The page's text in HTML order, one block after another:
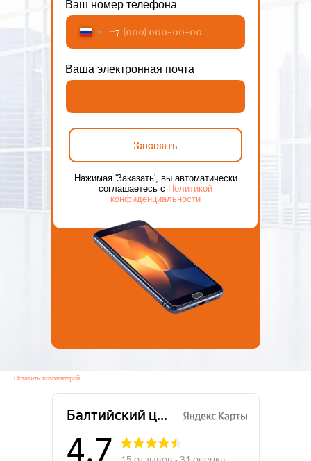
Ваш номер телефона
+7
Ваша электронная почта
Заказать
Нажимая 'Заказать', вы автоматически
соглашаетесь с Политикой
конфиденциальности
Оставить комментарий